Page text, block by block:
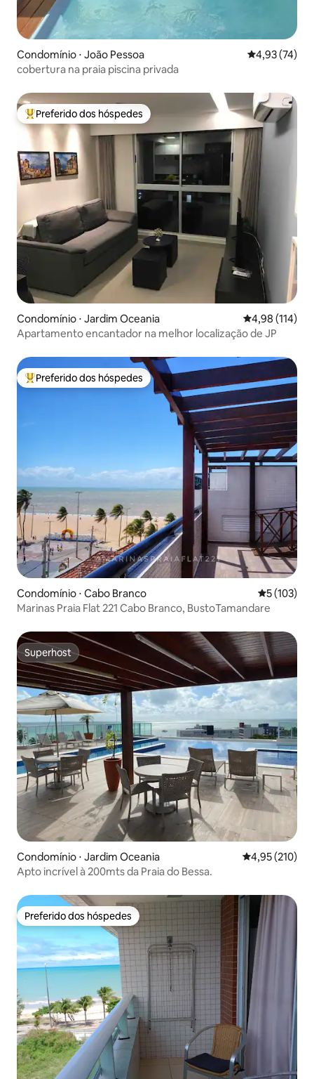
Condomínio ⋅ João Pessoa 4,93 de uma
4,93 (74)
cobertura na praia piscina privada
Entre os melhores preferidos dos hóspedes
Preferido dos hóspedes
Condomínio ⋅ Jardim Oceania 4,98 de uma
4,98 (114)
Apartamento encantador na melhor localização de JP
Entre os melhores preferidos dos hóspedes
Preferido dos hóspedes
Condomínio ⋅ Cabo Branco 5 de uma
5 (103)
Marinas Praia Flat 221 Cabo Branco, BustoTamandare
Superhost
Superhost
Condomínio ⋅ Jardim Oceania 4,95 de uma
4,95 (210)
Apto incrível à 200mts da Praia do Bessa.
Preferido dos hóspedes
Preferido dos hóspedes